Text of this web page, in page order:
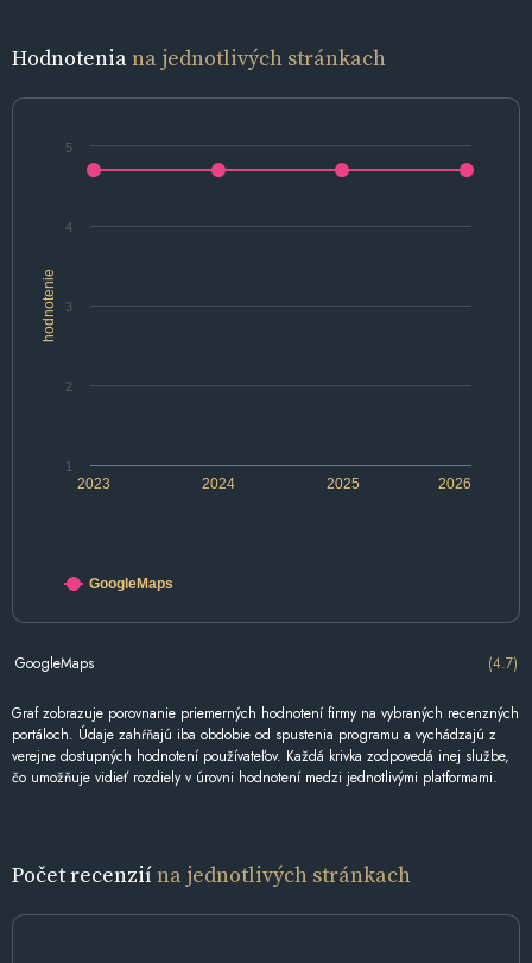
Hodnoteniana jednotlivých stránkach
hodnotenie
2024 2026
2023 2025
1
2
3
4
5
GoogleMaps
GoogleMaps (4.7)
Graf zobrazuje porovnanie priemerných hodnotení firmy na vybraných recenzných
portáloch. Údaje zahŕňajú iba obdobie od spustenia programu a vychádzajú z
verejne dostupných hodnotení používateľov. Každá krivka zodpovedá inej službe,
čo umožňuje vidieť rozdiely v úrovni hodnotení medzi jednotlivými platformami.
Počet recenziína jednotlivých stránkach